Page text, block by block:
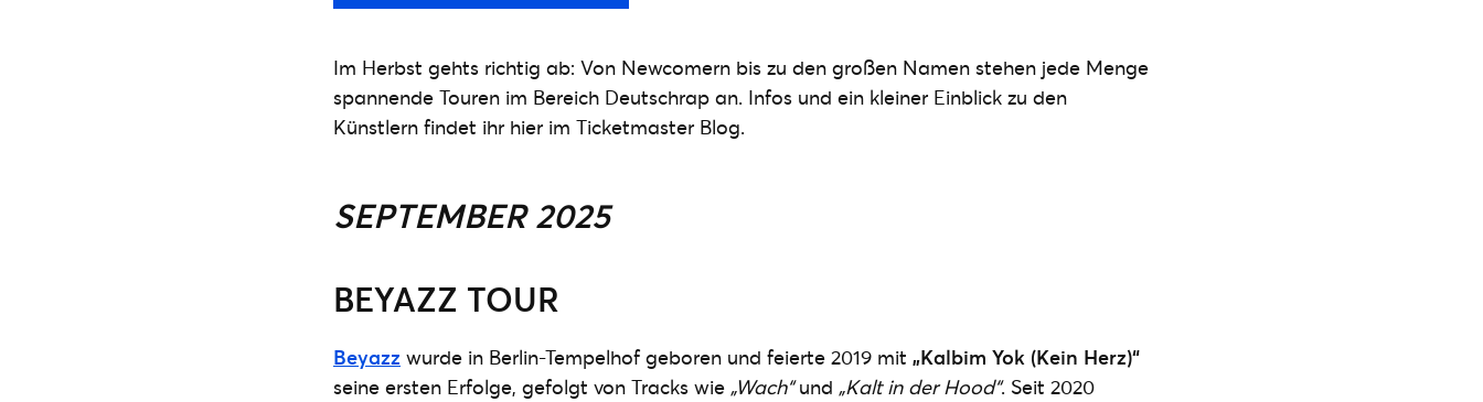
Im Herbst gehts richtig ab: Von Newcomern bis zu den großen Namen stehen jede Menge
spannende Touren im Bereich Deutschrap an. Infos und ein kleiner Einblick zu den
Künstlern findet ihr hier im Ticketmaster Blog.
SEPTEMBER 2025
BEYAZZ TOUR
Beyazz wurde in Berlin-Tempelhof geboren und feierte 2019 mit „Kalbim Yok (Kein Herz)“
seine ersten Erfolge, gefolgt von Tracks wie „Wach“und „Kalt in der Hood“. Seit 2020